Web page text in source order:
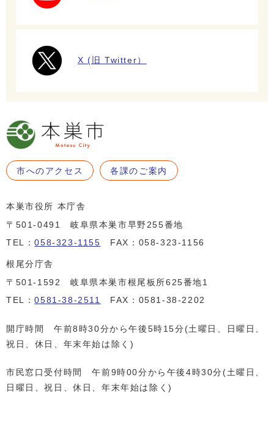
X (旧 Twitter）
市へのアクセス 各課のご案内
本巣市役所 本庁舎
〒501-0491 岐阜県本巣市早野255番地
TEL：058-323-1155 FAX：058-323-1156
根尾分庁舎
〒501-1592 岐阜県本巣市根尾板所625番地1
TEL：0581-38-2511 FAX：0581-38-2202
開庁時間 午前8時30分から午後5時15分(土曜日、日曜日、
祝日、休日、年末年始は除く)
市民窓口受付時間 午前9時00分から午後4時30分(土曜日、
日曜日、祝日、休日、年末年始は除く)